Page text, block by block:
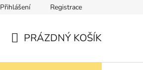
údajů
Přihlášení Registrace
PRÁZDNÝ KOŠÍK